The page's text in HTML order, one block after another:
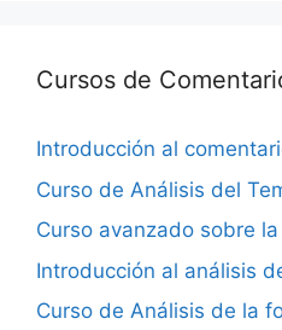
Cursos de
Introducción al
Curso de Análisis del
Curso avanzado sobre
Introducción al análisis
Curso de Análisis de la